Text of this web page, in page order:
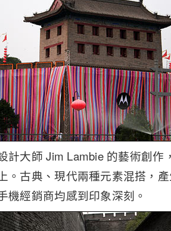
計大師 Jim Lambie 的藝術創作
。古典、現代兩種元素混搭，
機經銷商均感到印象深刻。